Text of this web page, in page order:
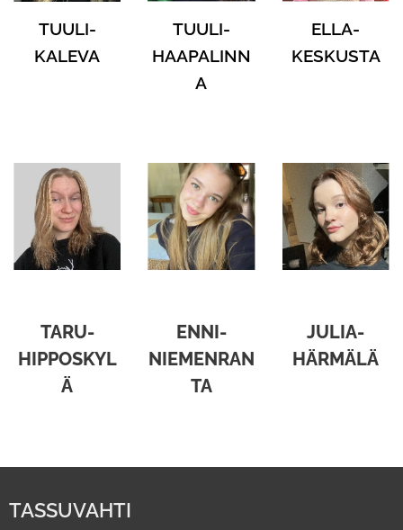
TUULI-
KALEVA
TUULI-
HAAPALINN
A
ELLA-
KESKUSTA
TARU-
HIPPOSKYL
Ä
ENNI-
NIEMENRAN
TA
JULIA-
HÄRMÄLÄ
TASSUVAHTI